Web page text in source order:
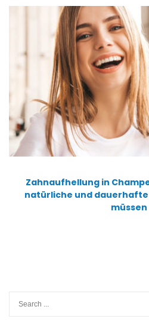
Zahnaufhellung in
natürliche und dauerhafte
müssen
for: